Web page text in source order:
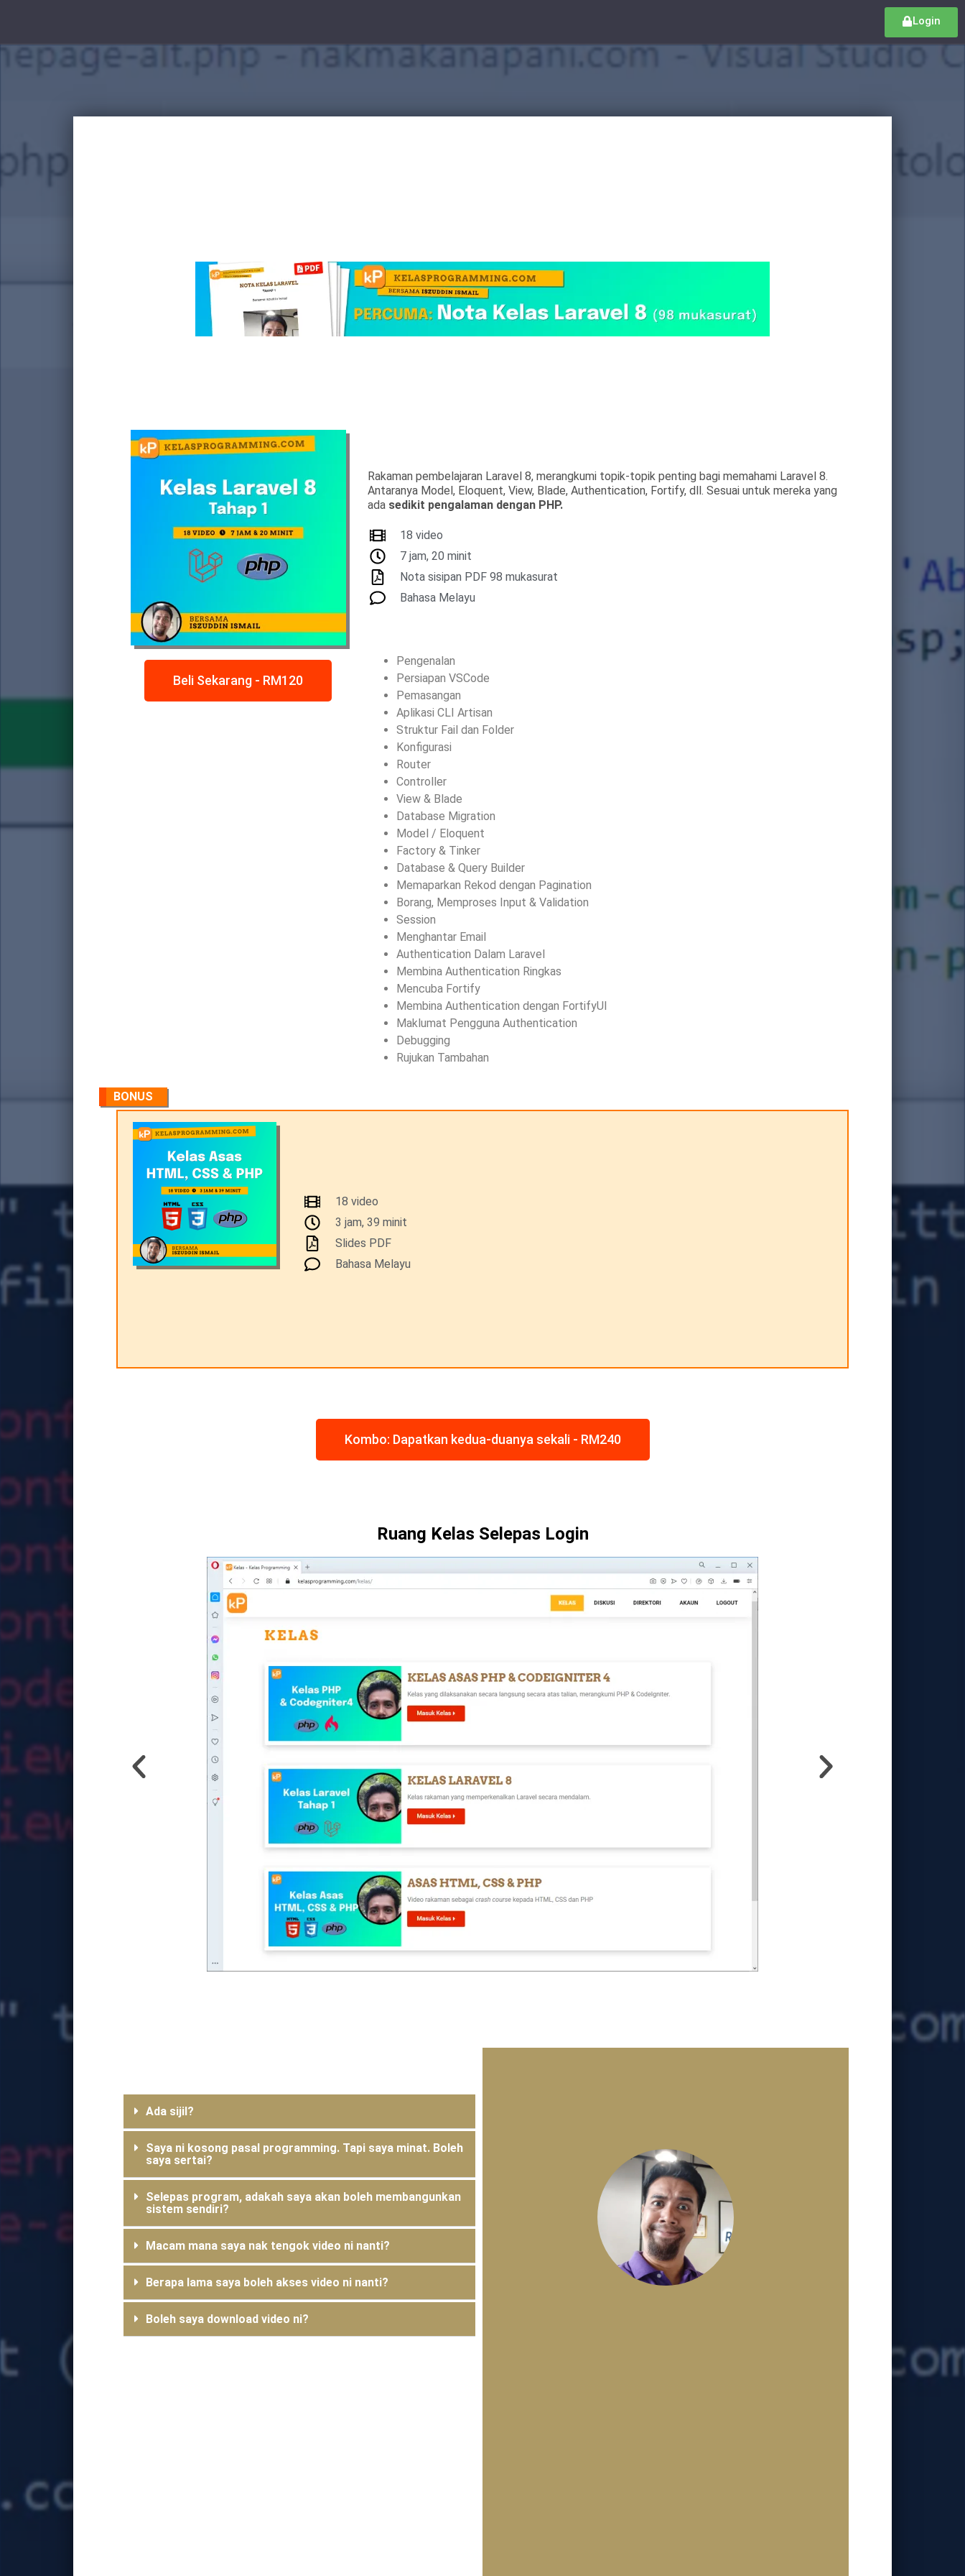
Login
Beli Sekarang - RM120
Rakaman pembelajaran Laravel 8, merangkumi topik-topik penting bagi memahami Laravel 8.
Antaranya Model, Eloquent, View, Blade, Authentication, Fortify, dll. Sesuai untuk mereka yang
ada sedikit pengalaman dengan PHP.
18 video
7 jam, 20 minit
Nota sisipan PDF 98 mukasurat
Bahasa Melayu
Pengenalan
Persiapan VSCode
Pemasangan
Aplikasi CLI Artisan
Struktur Fail dan Folder
Konfigurasi
Router
Controller
View & Blade
Database Migration
Model / Eloquent
Factory & Tinker
Database & Query Builder
Memaparkan Rekod dengan Pagination
Borang, Memproses Input & Validation
Session
Menghantar Email
Authentication Dalam Laravel
Membina Authentication Ringkas
Mencuba Fortify
Membina Authentication dengan FortifyUI
Maklumat Pengguna Authentication
Debugging
Rujukan Tambahan
BONUS
18 video
3 jam, 39 minit
Slides PDF
Bahasa Melayu
Kombo: Dapatkan kedua-duanya sekali - RM240
Ruang Kelas Selepas Login
Ada sijil?
Saya ni kosong pasal programming. Tapi saya minat. Boleh
saya sertai?
Selepas program, adakah saya akan boleh membangunkan
sistem sendiri?
Macam mana saya nak tengok video ni nanti?
Berapa lama saya boleh akses video ni nanti?
Boleh saya download video ni?